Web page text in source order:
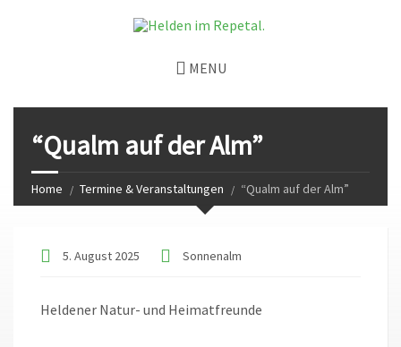
MENU
“Qualm auf der Alm”
Home Termine & Veranstaltungen “Qualm auf der Alm”
5. August 2025 Sonnenalm
Heldener Natur- und Heimatfreunde